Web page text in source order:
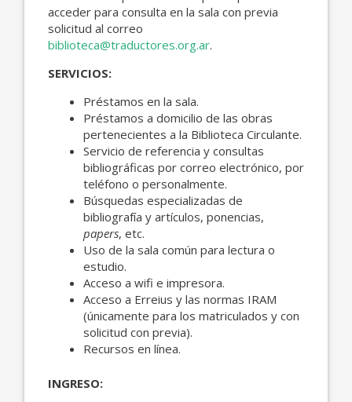
acceder para consulta en la sala con previa
solicitud al correo
biblioteca@traductores.org.ar.
SERVICIOS:
Préstamos en la sala.
Préstamos a domicilio de las obras
pertenecientes a la Biblioteca Circulante.
Servicio de referencia y consultas
bibliográficas por correo electrónico, por
teléfono o personalmente.
Búsquedas especializadas de
bibliografía y artículos, ponencias,
papers, etc.
Uso de la sala común para lectura o
estudio.
Acceso a wifi e impresora.
Acceso a Erreius y las normas IRAM
(únicamente para los matriculados y con
solicitud con previa).
Recursos en línea.
INGRESO: